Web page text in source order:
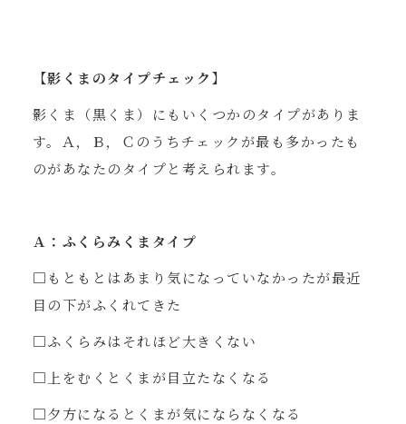
【影くまのタイプチェック】
影くま（黒くま）にもいくつかのタイプがありま
す。Ａ，Ｂ，Ｃのうちチェックが最も多かったも
のがあなたのタイプと考えられます。
Ａ：ふくらみくまタイプ
□もともとはあまり気になっていなかったが最近
目の下がふくれてきた
□ふくらみはそれほど大きくない
□上をむくとくまが目立たなくなる
□夕方になるとくまが気にならなくなる